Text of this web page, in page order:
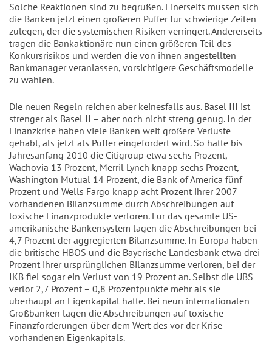
Solche Reaktionen sind zu begrüßen. Einerseits müssen sich
die Banken jetzt einen größeren Puffer für schwierige Zeiten
zulegen, der die systemischen Risiken verringert. Andererseits
tragen die Bankaktionäre nun einen größeren Teil des
Konkursrisikos und werden die von ihnen angestellten
Bankmanager veranlassen, vorsichtigere Geschäftsmodelle
zu wählen.
Die neuen Regeln reichen aber keinesfalls aus. Basel III ist
strenger als Basel II – aber noch nicht streng genug. In der
Finanzkrise haben viele Banken weit größere Verluste
gehabt, als jetzt als Puffer eingefordert wird. So hatte bis
Jahresanfang 2010 die Citigroup etwa sechs Prozent,
Wachovia 13 Prozent, Merril Lynch knapp sechs Prozent,
Washington Mutual 14 Prozent, die Bank of America fünf
Prozent und Wells Fargo knapp acht Prozent ihrer 2007
vorhandenen Bilanzsumme durch Abschreibungen auf
toxische Finanzprodukte verloren. Für das gesamte US-
amerikanische Bankensystem lagen die Abschreibungen bei
4,7 Prozent der aggregierten Bilanzsumme. In Europa haben
die britische HBOS und die Bayerische Landesbank etwa drei
Prozent ihrer ursprünglichen Bilanzsumme verloren, bei der
IKB fiel sogar ein Verlust von 19 Prozent an. Selbst die UBS
verlor 2,7 Prozent – 0,8 Prozentpunkte mehr als sie
überhaupt an Eigenkapital hatte. Bei neun internationalen
Großbanken lagen die Abschreibungen auf toxische
Finanzforderungen über dem Wert des vor der Krise
vorhandenen Eigenkapitals.